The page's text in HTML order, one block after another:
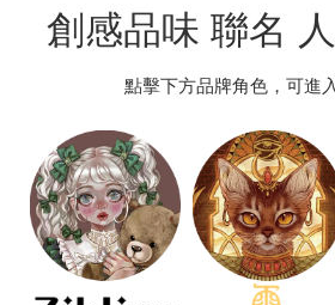
創感品味 聯名
點擊下方品牌角色，可進